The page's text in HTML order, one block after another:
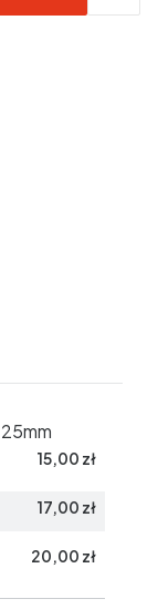
15,00 zł
17,00 zł
20,00 zł